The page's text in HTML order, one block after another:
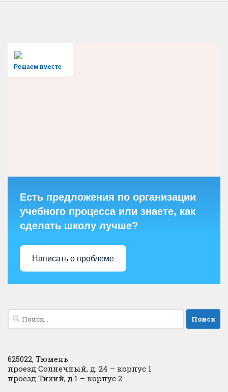
Решаем вместе
Есть предложения по организации
учебного процесса или знаете, как
сделать школу лучше?
Написать о проблеме
Найти:
625022, Тюмень
проезд Солнечный, д. 24 – корпус 1
проезд Тихий, д.1 – корпус 2